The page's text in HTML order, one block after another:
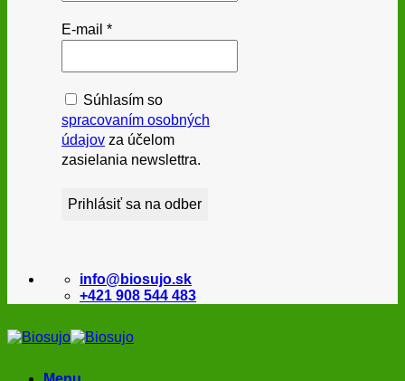
E-mail *
Súhlasím so
spracovaním osobných
údajov za účelom
zasielania newslettra.
info@biosujo.sk
+421 908 544 483